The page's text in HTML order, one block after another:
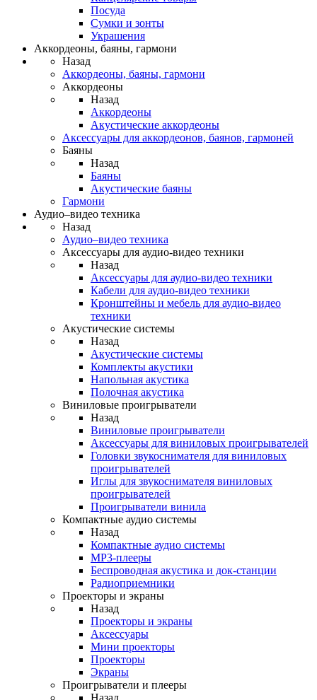
Посуда
Сумки и зонты
Украшения
Аккордеоны, баяны, гармони
Назад
Аккордеоны, баяны, гармони
Аккордеоны
Назад
Аккордеоны
Акустические аккордеоны
Аксессуары для аккордеонов, баянов, гармоней
Баяны
Назад
Баяны
Акустические баяны
Гармони
Аудио–видео техника
Назад
Аудио–видео техника
Аксессуары для аудио-видео техники
Назад
Аксессуары для аудио-видео техники
Кабели для аудио-видео техники
Кронштейны и мебель для аудио-видео
техники
Акустические системы
Назад
Акустические системы
Комплекты акустики
Напольная акустика
Полочная акустика
Виниловые проигрыватели
Назад
Виниловые проигрыватели
Аксессуары для виниловых проигрывателей
Головки звукоснимателя для виниловых
проигрывателей
Иглы для звукоснимателя виниловых
проигрывателей
Проигрыватели винила
Компактные аудио системы
Назад
Компактные аудио системы
MP3-плееры
Беспроводная акустика и док-станции
Радиоприемники
Проекторы и экраны
Назад
Проекторы и экраны
Аксессуары
Мини проекторы
Проекторы
Экраны
Проигрыватели и плееры
Назад